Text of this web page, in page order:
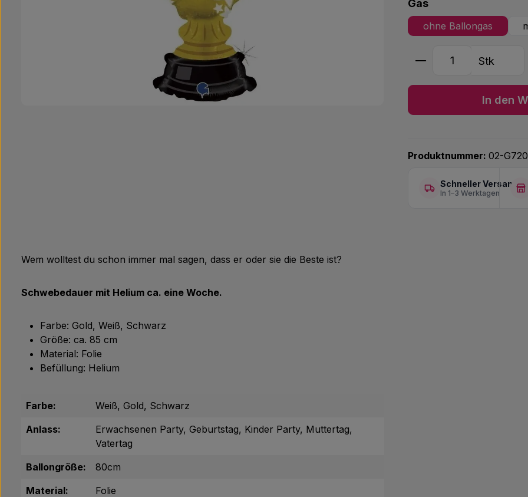
Gasauswählen
ohne Ballongas
Produkt Anzahl:
Stk
In den
Produktnummer: 02-
Schneller Versand
In 1–3 Werktagen
Wem wolltest du schon immer mal sagen, dass er oder sie die Beste ist?
Schwebedauer mit Helium ca. eine Woche.
Farbe: Gold, Weiß, Schwarz
Größe: ca. 85 cm
Material: Folie
Befüllung: Helium
Farbe:
Weiß, Gold, Schwarz
Anlass:
Erwachsenen Party, Geburtstag, Kinder Party, Muttertag,
Vatertag
Ballongröße:
80cm
Material:
Folie